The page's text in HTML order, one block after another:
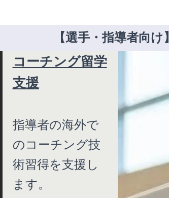
【選手・指導者向け】
コーチング留学
支援
指導者の海外で
のコーチング技
術習得を支援し
ます。